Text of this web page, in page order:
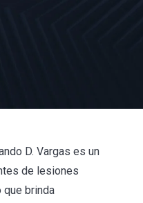
D. Vargas es un
de lesiones
brinda